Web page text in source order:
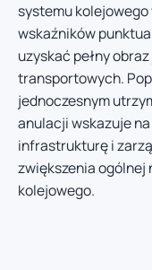
systemu
wskaźników
uzyskać pełny
transportowych.
jednoczesnym
anulacji wskazuje
infrastrukturę i
zwiększenia
kolejowego.